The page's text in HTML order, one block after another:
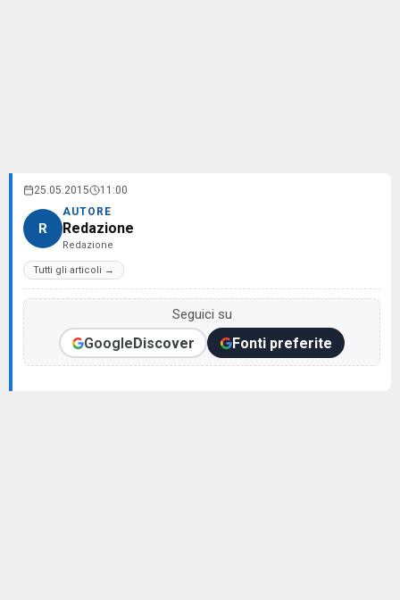
25.05.2015 11:00
R
AUTORE
Redazione
Redazione
Tutti gli articoli →
Seguici su
GoogleDiscover Fonti preferite